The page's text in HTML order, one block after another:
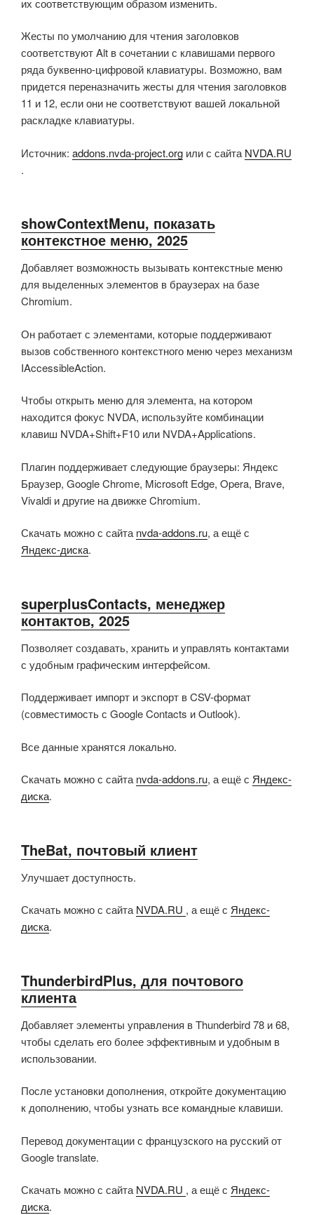
их соответствующим образом изменить.
Жесты по умолчанию для чтения заголовков
соответствуют Alt в сочетании с клавишами первого
ряда буквенно-цифровой клавиатуры. Возможно, вам
придется переназначить жесты для чтения заголовков
11 и 12, если они не соответствуют вашей локальной
раскладке клавиатуры.
Источник: addons.nvda-project.org или с сайта NVDA.RU
.
showContextMenu, показать
контекстное меню, 2025
Добавляет возможность вызывать контекстные меню
для выделенных элементов в браузерах на базе
Chromium.
Он работает с элементами, которые поддерживают
вызов собственного контекстного меню через механизм
IAccessibleAction.
Чтобы открыть меню для элемента, на котором
находится фокус NVDA, используйте комбинации
клавиш NVDA+Shift+F10 или NVDA+Applications.
Плагин поддерживает следующие браузеры: Яндекс
Браузер, Google Chrome, Microsoft Edge, Opera, Brave,
Vivaldi и другие на движке Chromium.
Скачать можно с сайтаnvda-addons.ru, а ещё с
Яндекс-диска.
superplusContacts, менеджер
контактов, 2025
Позволяет создавать, хранить и управлять контактами
с удобным графическим интерфейсом.
Поддерживает импорт и экспорт в CSV-формат
(совместимость с Google Contacts и Outlook).
Все данные хранятся локально.
Скачать можно с сайтаnvda-addons.ru, а ещё с Яндекс-
диска.
TheBat, почтовый клиент
Улучшает доступность.
Скачать можно с сайтаNVDA.RU , а ещё с Яндекс-
диска.
ThunderbirdPlus, для почтового
клиента
Добавляет элементы управления в Thunderbird 78 и 68,
чтобы сделать его более эффективным и удобным в
использовании.
После установки дополнения, откройте документацию
к дополнению, чтобы узнать все командные клавиши.
Перевод документации с французского на русский от
Google translate.
Скачать можно с сайтаNVDA.RU , а ещё с Яндекс-
диска.